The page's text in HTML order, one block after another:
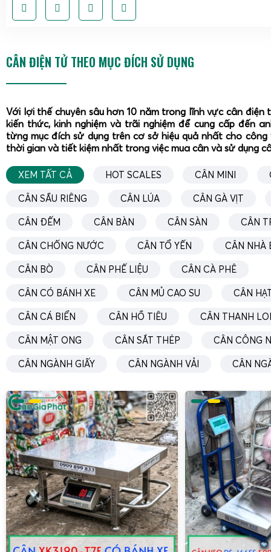
phù hợp với nhu cầu thực tế, tránh lãng phí hoặc thiếu tính
Cân tính tiền 30kg bán thịtchống nước (như cân điện
30kg)thường được thiết kế với mặt bàn cân bằng inox
sinh, hạn chế bám dính mỡ và vụn thịt. Nhiều mẫu cân có
đặt thịt, xương, nội tạng, giúp bảo vệ bề mặt cân và tăng
chính xác của cân bán thịt thường ở mức 5g hoặc 10g,
từng lạng, từng gram, tránh tranh cãi với khách hàng. Một
khả năng lưu trữ nhiều mã hàng (PLU), phù hợp với quầy
phẩm như thịt bò, thịt heo, gà, vịt, xương, giò chả.
CÂN ĐIỆN TỬ THEO MỤC ĐÍCH SỬ DỤNG
Với lợi thế chuyên sâu hơn 10 năm trong lĩnh vực cân điện
kiến thức, kinh nghiệm và trãi nghiệm để cung cấp đến
từng mục đích sử dụng trên cơ sở hiệu quả nhất cho
thời gian và tiết kiệm nhất trong việc mua cân và sử dụng
XEM TẤT CẢ HOT SCALES CÂN MINI
CÂN SẦU RIÊNG CÂN LÚA CÂN GÀ VỊT
CÂN ĐẾM CÂN BÀN CÂN SÀN CÂN
CÂN CHỐNG NƯỚC CÂN TỔ YẾN CÂN NHÀ
CÂN BÒ CÂN PHẾ LIỆU CÂN CÀ PHÊ
CÂN CÓ BÁNH XE CÂN MỦ CAO SU CÂN
CÂN CÁ BIỂN CÂN HỒ TIÊU CÂN THANH
CÂN MẬT ONG CÂN SẮT THÉP CÂN CÔNG
CÂN NGÀNH GIẤY CÂN NGÀNH VẢI CÂN